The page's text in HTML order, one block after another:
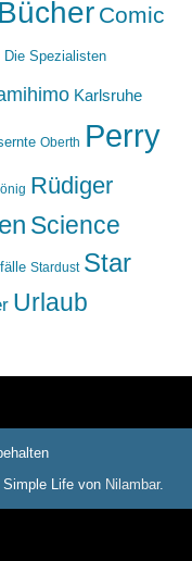
Bücher Comic
Die Spezialisten
Karlsruhe
Oberth Perry
Rüdiger
Science
Stardust Star
Urlaub
Life von Nilambar.